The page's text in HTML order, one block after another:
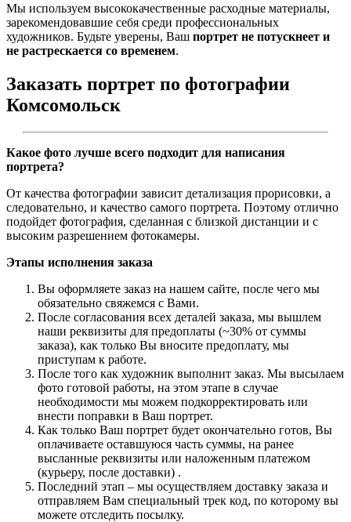
Мы используем высококачественные расходные материалы,
зарекомендовавшие себя среди профессиональных
художников. Будьте уверены, Ваш портрет не потускнеет и
не растрескается со временем.
Заказать портрет по фотографии
Комсомольск
Какое фото лучше всего подходит для написания
портрета?
От качества фотографии зависит детализация прорисовки, а
следовательно, и качество самого портрета. Поэтому отлично
подойдет фотография, сделанная с близкой дистанции и с
высоким разрешением фотокамеры.
Этапы исполнения заказа
Вы оформляете заказ на нашем сайте, после чего мы
обязательно свяжемся с Вами.
После согласования всех деталей заказа, мы вышлем
наши реквизиты для предоплаты (~30% от суммы
заказа), как только Вы вносите предоплату, мы
приступам к работе.
После того как художник выполнит заказ. Мы высылаем
фото готовой работы, на этом этапе в случае
необходимости мы можем подкорректировать или
внести поправки в Ваш портрет.
Как только Ваш портрет будет окончательно готов, Вы
оплачиваете оставшуюся часть суммы, на ранее
высланные реквизиты или наложенным платежом
(курьеру, после доставки) .
Последний этап – мы осуществляем доставку заказа и
отправляем Вам специальный трек код, по которому вы
можете отследить посылку.